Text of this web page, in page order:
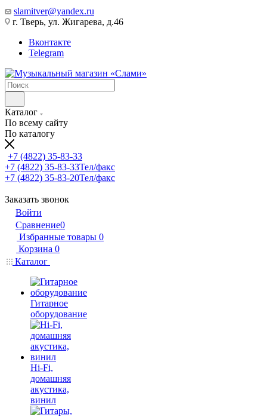
slamitver@yandex.ru
г. Тверь, ул. Жигарева, д.46
Вконтакте
Telegram
Каталог
По всему сайту
По каталогу
+7 (4822) 35-83-33
+7 (4822) 35-83-33Тел/факс
+7 (4822) 35-83-20Тел/факс
Заказать звонок
Войти
Сравнение0
Избранные товары 0
Корзина 0
Каталог
Гитарное
оборудование
Hi-Fi,
домашняя
акустика,
винил